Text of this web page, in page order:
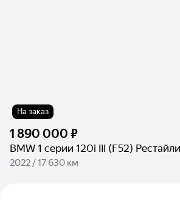
На заказ
1 890 000 ₽
BMW 1 серии 120i III (F52)
2022 / 17 630 км